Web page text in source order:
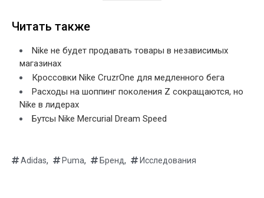
Читать также
Nike не будет продавать товары в независимых
магазинах
Кроссовки Nike CruzrOne для медленного бега
Расходы на шоппинг поколения Z сокращаются, но
Nike в лидерах
Бутсы Nike Mercurial Dream Speed
Adidas, Puma, Бренд, Исследования